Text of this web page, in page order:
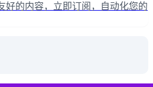
好的内容，立即订阅，自动化您的